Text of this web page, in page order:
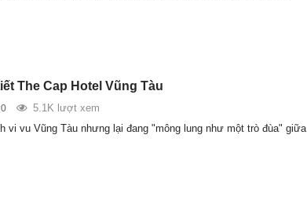
The Cap Hotel Vũng Tàu
5.1K lượt xem
vi vu Vũng Tàu nhưng lại đang "mông lung như một trò đùa" giữa